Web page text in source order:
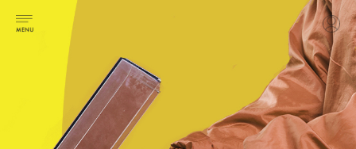
QUALITY
品質へのこだわり